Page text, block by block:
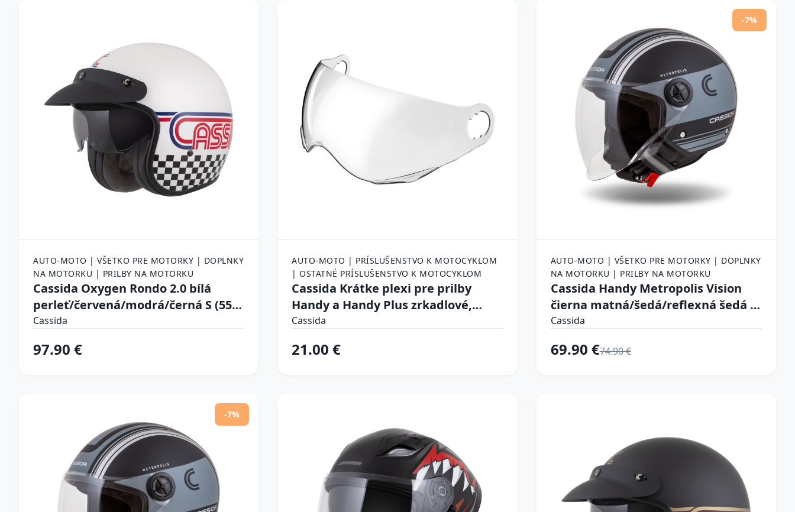
AUTO-MOTO | VŠETKO PRE MOTORKY | DOPLNKY
NA MOTORKU | PRILBY NA MOTORKU
Cassida Oxygen Rondo 2.0 bílá
perleť/červená/modrá/černá S (55-
56)
Cassida
97.90 €
AUTO-MOTO | PRÍSLUŠENSTVO K MOTOCYKLOM
| OSTATNÉ PRÍSLUŠENSTVO K MOTOCYKLOM
Cassida Krátke plexi pre prilby
Handy a Handy Plus zrkadlové,
chrómové
Cassida
21.00 €
-7%
AUTO-MOTO | VŠETKO PRE MOTORKY | DOPLNKY
NA MOTORKU | PRILBY NA MOTORKU
Cassida Handy Metropolis Vision
čierna matná/šedá/reflexná šedá L
(59)
Cassida
69.90 €74.90 €
-7%